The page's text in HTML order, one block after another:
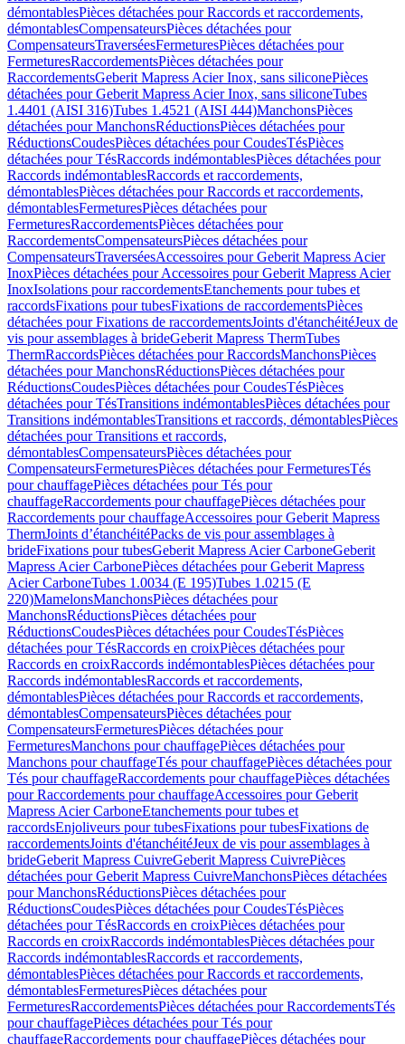
démontablesPièces détachées pour Raccords et raccordements,
démontablesCompensateursPièces détachées pour
CompensateursTraverséesFermeturesPièces détachées pour
FermeturesRaccordementsPièces détachées pour
RaccordementsGeberit Mapress Acier Inox, sans siliconePièces
détachées pour Geberit Mapress Acier Inox, sans siliconeTubes
1.4401 (AISI 316)Tubes 1.4521 (AISI 444)ManchonsPièces
détachées pour ManchonsRéductionsPièces détachées pour
RéductionsCoudesPièces détachées pour CoudesTésPièces
détachées pour TésRaccords indémontablesPièces détachées pour
Raccords indémontablesRaccords et raccordements,
démontablesPièces détachées pour Raccords et raccordements,
démontablesFermeturesPièces détachées pour
FermeturesRaccordementsPièces détachées pour
RaccordementsCompensateursPièces détachées pour
CompensateursTraverséesAccessoires pour Geberit Mapress Acier
InoxPièces détachées pour Accessoires pour Geberit Mapress Acier
InoxIsolations pour raccordementsEtanchements pour tubes et
raccordsFixations pour tubesFixations de raccordementsPièces
détachées pour Fixations de raccordementsJoints d'étanchéitéJeux de
vis pour assemblages à brideGeberit Mapress ThermTubes
ThermRaccordsPièces détachées pour RaccordsManchonsPièces
détachées pour ManchonsRéductionsPièces détachées pour
RéductionsCoudesPièces détachées pour CoudesTésPièces
détachées pour TésTransitions indémontablesPièces détachées pour
Transitions indémontablesTransitions et raccords, démontablesPièces
détachées pour Transitions et raccords,
démontablesCompensateursPièces détachées pour
CompensateursFermeturesPièces détachées pour FermeturesTés
pour chauffagePièces détachées pour Tés pour
chauffageRaccordements pour chauffagePièces détachées pour
Raccordements pour chauffageAccessoires pour Geberit Mapress
ThermJoints d’étanchéitéPacks de vis pour assemblages à
brideFixations pour tubesGeberit Mapress Acier CarboneGeberit
Mapress Acier CarbonePièces détachées pour Geberit Mapress
Acier CarboneTubes 1.0034 (E 195)Tubes 1.0215 (E
220)MamelonsManchonsPièces détachées pour
ManchonsRéductionsPièces détachées pour
RéductionsCoudesPièces détachées pour CoudesTésPièces
détachées pour TésRaccords en croixPièces détachées pour
Raccords en croixRaccords indémontablesPièces détachées pour
Raccords indémontablesRaccords et raccordements,
démontablesPièces détachées pour Raccords et raccordements,
démontablesCompensateursPièces détachées pour
CompensateursFermeturesPièces détachées pour
FermeturesManchons pour chauffagePièces détachées pour
Manchons pour chauffageTés pour chauffagePièces détachées pour
Tés pour chauffageRaccordements pour chauffagePièces détachées
pour Raccordements pour chauffageAccessoires pour Geberit
Mapress Acier CarboneEtanchements pour tubes et
raccordsEnjoliveurs pour tubesFixations pour tubesFixations de
raccordementsJoints d'étanchéitéJeux de vis pour assemblages à
brideGeberit Mapress CuivreGeberit Mapress CuivrePièces
détachées pour Geberit Mapress CuivreManchonsPièces détachées
pour ManchonsRéductionsPièces détachées pour
RéductionsCoudesPièces détachées pour CoudesTésPièces
détachées pour TésRaccords en croixPièces détachées pour
Raccords en croixRaccords indémontablesPièces détachées pour
Raccords indémontablesRaccords et raccordements,
démontablesPièces détachées pour Raccords et raccordements,
démontablesFermeturesPièces détachées pour
FermeturesRaccordementsPièces détachées pour RaccordementsTés
pour chauffagePièces détachées pour Tés pour
chauffageRaccordements pour chauffagePièces détachées pour